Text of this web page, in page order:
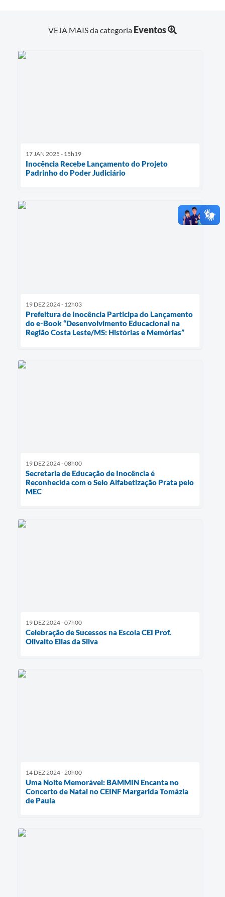
VEJA MAIS da categoria Eventos
17 JAN 2025 - 15h19
Inocência Recebe Lançamento do Projeto
Padrinho do Poder Judiciário
19 DEZ 2024 - 12h03
Prefeitura de Inocência Participa do Lançamento
do e-Book “Desenvolvimento Educacional na
Região Costa Leste/MS: Histórias e Memórias”
19 DEZ 2024 - 08h00
Secretaria de Educação de Inocência é
Reconhecida com o Selo Alfabetização Prata pelo
MEC
19 DEZ 2024 - 07h00
Celebração de Sucessos na Escola CEI Prof.
Olivalto Elias da Silva
14 DEZ 2024 - 20h00
Uma Noite Memorável: BAMMIN Encanta no
Concerto de Natal no CEINF Margarida Tomázia
de Paula